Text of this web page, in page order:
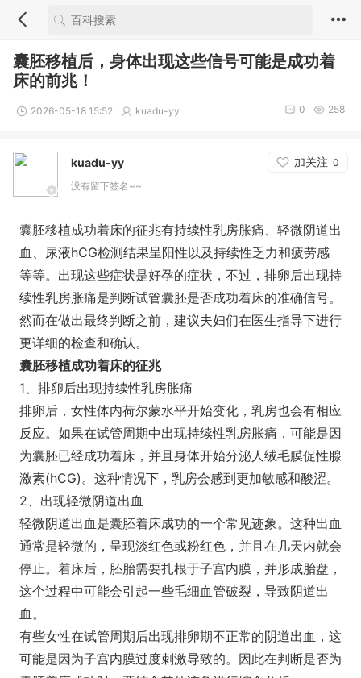
囊胚移植后，身体出现这些信号可能是成功着
床的前兆！
2026-05-18 15:52 kuadu-yy 258
0
kuadu-yy 加关注 0
没有留下签名~~
囊胚移植成功着床的征兆有持续性乳房胀痛、轻微阴道出
血、尿液hCG检测结果呈阳性以及持续性乏力和疲劳感
等等。出现这些症状是好孕的症状，不过，排卵后出现持
续性乳房胀痛是判断试管囊胚是否成功着床的准确信号。
然而在做出最终判断之前，建议夫妇们在医生指导下进行
更详细的检查和确认。
囊胚移植成功着床的征兆
1、排卵后出现持续性乳房胀痛
排卵后，女性体内荷尔蒙水平开始变化，乳房也会有相应
反应。如果在试管周期中出现持续性乳房胀痛，可能是因
为囊胚已经成功着床，并且身体开始分泌人绒毛膜促性腺
激素(hCG)。这种情况下，乳房会感到更加敏感和酸涩。
2、出现轻微阴道出血
轻微阴道出血是囊胚着床成功的一个常见迹象。这种出血
通常是轻微的，呈现淡红色或粉红色，并且在几天内就会
停止。着床后，胚胎需要扎根于子宫内膜，并形成胎盘，
这个过程中可能会引起一些毛细血管破裂，导致阴道出
血。
有些女性在试管周期后出现排卵期不正常的阴道出血，这
可能是因为子宫内膜过度刺激导致的。因此在判断是否为